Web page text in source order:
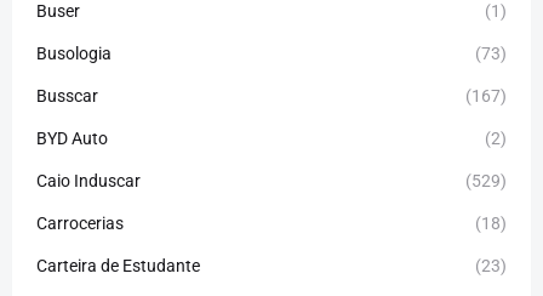
Buser (1)
Busologia (73)
Busscar (167)
BYD Auto (2)
Caio Induscar (529)
Carrocerias (18)
Carteira de Estudante (23)